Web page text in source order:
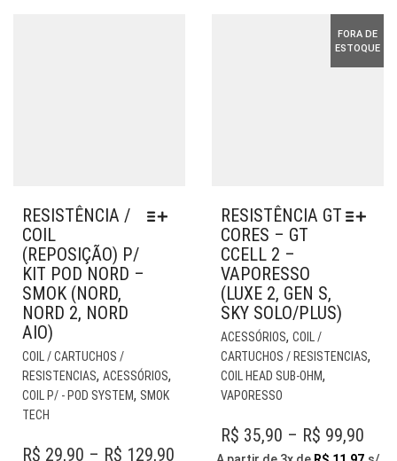
RESISTÊNCIA /
COIL
(REPOSIÇÃO) P/
KIT POD NORD –
SMOK (NORD,
NORD 2, NORD
AIO)
COIL / CARTUCHOS /
RESISTENCIAS, ACESSÓRIOS,
COIL P/ - POD SYSTEM, SMOK
TECH
PRODUTO
VARIANTES.
R$ 29,90 – R$ 129,90
FORA DE
ESTOQUE
RESISTÊNCIA GT
CORES – GT
CCELL 2 –
VAPORESSO
(LUXE 2, GEN S,
SKY SOLO/PLUS)
ACESSÓRIOS, COIL /
CARTUCHOS / RESISTENCIAS,
COIL HEAD SUB-OHM,
VAPORESSO
R$ 35,90 – R$ 99,90